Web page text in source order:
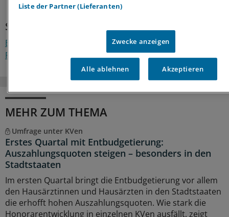
Schlagworte:
Baden-Württemberg Corona Berufspolitik
Prävention
MEHR ZUM THEMA
Umfrage unter KVen
Erstes Quartal mit Entbudgetierung:
Auszahlungsquoten steigen – besonders in den
Stadtstaaten
Im ersten Quartal bringt die Entbudgetierung vor allem
den Hausärztinnen und Hausärzten in den Stadtstaaten
die erhofft hohen Auszahlungsquoten. Wie stark die
Honorarentwicklung in einzelnen KVen ausfällt, zeigt
Liste der Partner (Lieferanten)
Zwecke anzeigen
Alle ablehnen Akzeptieren